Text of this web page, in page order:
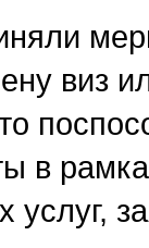
виз
в
услуг,